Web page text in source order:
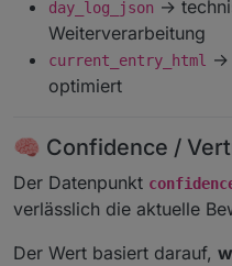
day_log_json →
Weiterverarbeitung
current_entry_html
→
optimiert
🧠 Confidence /
Der Datenpunkt
verlässlich die aktuelle
Der Wert basiert darauf,